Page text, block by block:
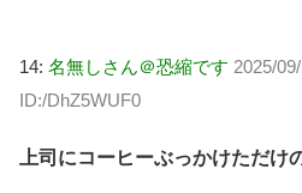
14: 名無しさん＠恐縮です 2025/
ID:/DhZ5WUF0
上司にコーヒーぶっかけただけ